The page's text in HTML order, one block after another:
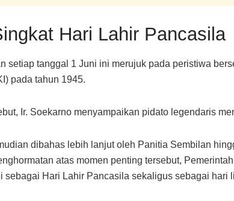
Hari Lahir Pancasila
setiap tanggal 1 Juni ini merujuk pada peristiwa
pada tahun 1945.
Ir. Soekarno menyampaikan pidato legendaris
dibahas lebih lanjut oleh Panitia Sembilan
atas momen penting tersebut,
sebagai Hari Lahir Pancasila sekaligus sebagai hari